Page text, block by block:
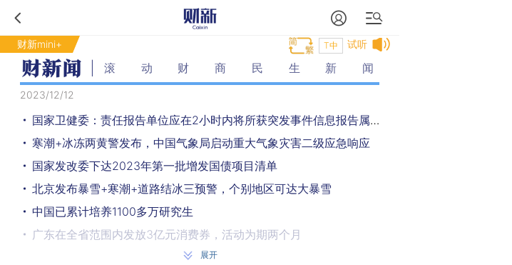
财新mini+ 试听
T中
滚动财商民生新闻
2023/12/12
国家卫健委：责任报告单位应在2小时内将所获突发事件信息报告属地卫生部门
寒潮+冰冻两黄警发布，中国气象局启动重大气象灾害二级应急响应
国家发改委下达2023年第一批增发国债项目清单
北京发布暴雪+寒潮+道路结冰三预警，个别地区可达大暴雪
中国已累计培养1100多万研究生
广东在全省范围内发放3亿元消费券，活动为期两个月
南水北调东中线工程全面通水9周年 累计调水超670亿立方米
展开